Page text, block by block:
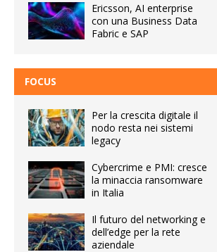
Ericsson, AI enterprise
con una Business Data
Fabric e SAP
FOCUS
Per la crescita digitale il
nodo resta nei sistemi
legacy
Cybercrime e PMI: cresce
la minaccia ransomware
in Italia
Il futuro del networking e
dell’edge per la rete
aziendale